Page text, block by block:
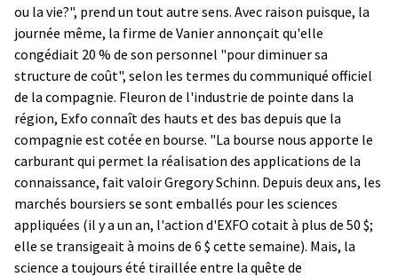
ou la vie?", prend un tout autre sens. Avec raison puisque, la
journée même, la firme de Vanier annonçait qu'elle
congédiait 20 % de son personnel "pour diminuer sa
structure de coût", selon les termes du communiqué officiel
de la compagnie. Fleuron de l'industrie de pointe dans la
région, Exfo connaît des hauts et des bas depuis que la
compagnie est cotée en bourse. "La bourse nous apporte le
carburant qui permet la réalisation des applications de la
connaissance, fait valoir Gregory Schinn. Depuis deux ans, les
marchés boursiers se sont emballés pour les sciences
appliquées (il y a un an, l'action d'EXFO cotait à plus de 50 $;
elle se transigeait à moins de 6 $ cette semaine). Mais, la
science a toujours été tiraillée entre la quête de